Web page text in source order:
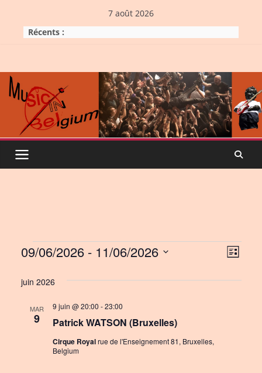
content
7 août 2026
Récents :
Events
VE
L
s
09/06/2026 - 11/06/2026
e
juin 2026
MAR
9 Patrick WATSON (Bruxelles)
9 juin @ 20:00 -23:00
Cirque Royalrue de l'Enseignement 81, Bruxelles,
Belgium